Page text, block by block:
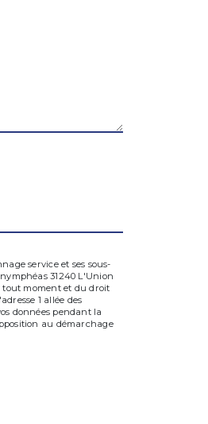
service et ses sous-
31240 L'Union
tout moment et du droit
1 allée des
données pendant la
au démarchage